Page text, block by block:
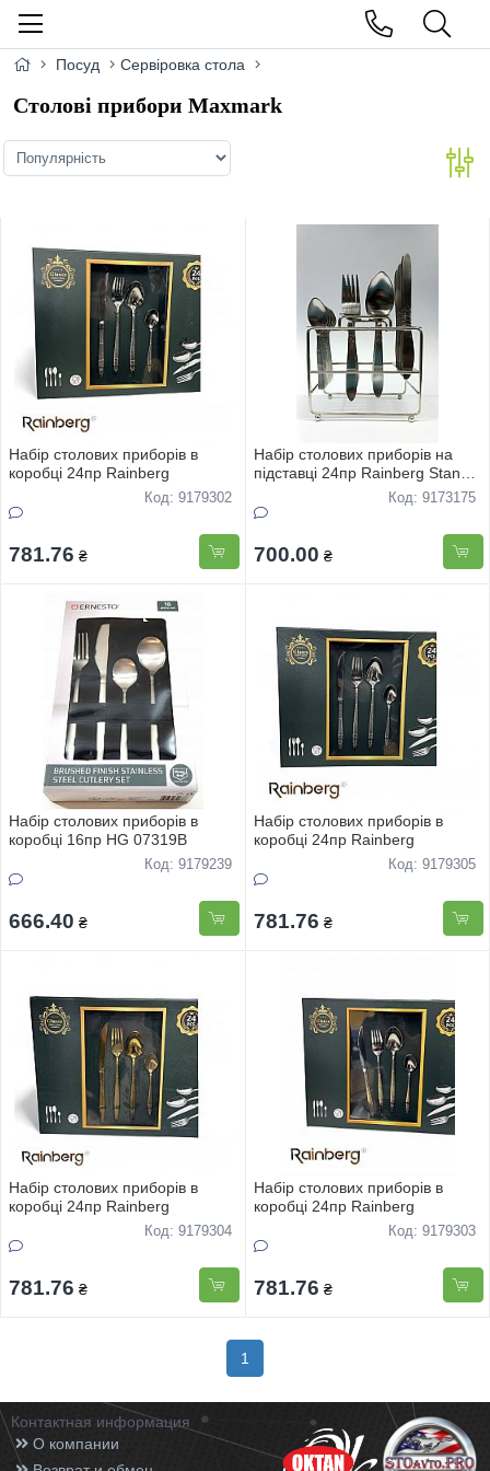
Посуд Сервіровка стола
Столові прибори Maxmark
Набiр столових приборiв в
коробцi 24пр Rainberg
Код: 9179302
781.76 ₴
Набiр столових приборiв на
пiдставцi 24пр Rainberg Stand
Код: 9173175
700.00 ₴
Набiр столових приборiв в
коробцi 16пр HG 07319B
Код: 9179239
666.40 ₴
Набiр столових приборiв в
коробцi 24пр Rainberg
Код: 9179305
781.76 ₴
Набiр столових приборiв в
коробцi 24пр Rainberg
Код: 9179304
781.76 ₴
Набiр столових приборiв в
коробцi 24пр Rainberg
Код: 9179303
781.76 ₴
1
Контактная информация
О компании